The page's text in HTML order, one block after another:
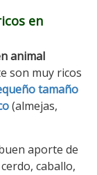
en
animal
son muy ricos
tamaño
(almejas,
aporte de
caballo,